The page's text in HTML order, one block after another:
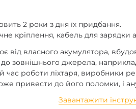
2 роки з дня їх придбання.
кріплення, кабель для зарядки
від власного акумулятора,
зовнішнього джерела,
час роботи ліхтаря,
привести до його поломки, і
Завантажити